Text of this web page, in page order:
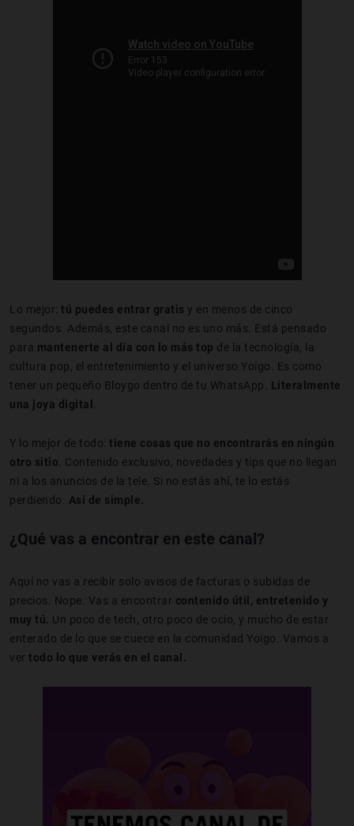
Lo mejor: tú puedes entrar gratis y en menos de cinco
segundos. Además, este canal no es uno más. Está pensado
para mantenerte al día con lo más top de la tecnología, la
cultura pop, el entretenimiento y el universo Yoigo. Es como
tener un pequeño Bloygo dentro de tu WhatsApp. Literalmente
una joya digital
Y lo mejor de todo: tiene cosas que no encontrarás en ningún
otro sitio . Contenido exclusivo, novedades y tips que no llegan
ni a los anuncios de la tele. Si no estás ahí, te lo estás
perdiendo. Así de simple.
¿Qué vas a encontrar en este canal?
Aquí no vas a recibir solo avisos de facturas o subidas de
precios. Nope. Vas a encontrar contenido útil, entretenido y
muy tú. Un poco de tech, otro poco de ocio, y mucho de estar
enterado de lo que se cuece en la comunidad Yoigo. Vamos a
ver todo lo que verás en el canal.